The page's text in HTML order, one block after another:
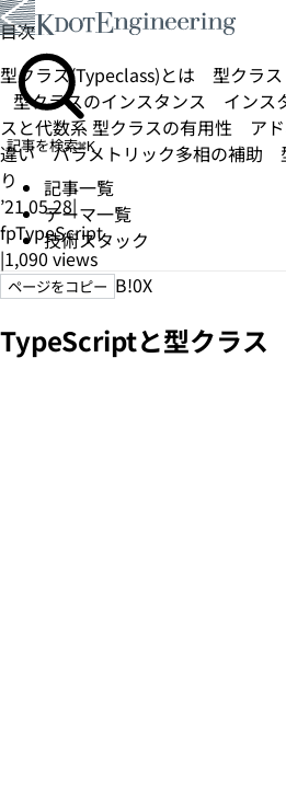
記事を検索⌘K
記事一覧
テーマ一覧
技術スタック
目次
型クラス(Typeclass)とは
型クラス
型クラスのインスタンス
インス
スと代数系型クラスの有用性 ア
違い パラメトリック多相の補助
り
’21.05.28|
fpTypeScript
|1,090 views
ページをコピー B!0X
TypeScriptと型クラス